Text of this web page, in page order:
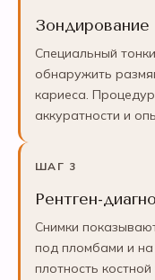
Зондирование
Специальный
обнаружить
кариеса.
аккуратности и
ШАГ 3
Рентген-
Снимки
под пломбами и на
плотность